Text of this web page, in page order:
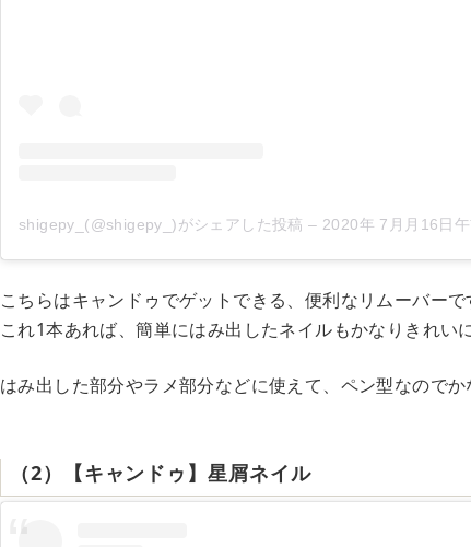
shigepy_(@shigepy_)がシェアした投稿 – 2020年 7月月16日午
こちらはキャンドゥでゲットできる、便利なリムーバーで
これ1本あれば、簡単にはみ出したネイルもかなりきれい
はみ出した部分やラメ部分などに使えて、ペン型なので
（2）【キャンドゥ】星屑ネイル